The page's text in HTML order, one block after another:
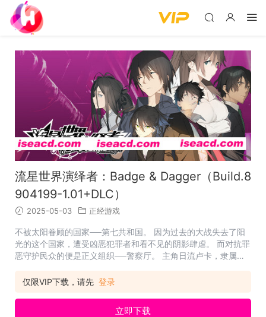
流星世界演绎者：Badge & Dagger（Build.8
904199-1.01+DLC）
2025-05-03 正经游戏
不被太阳眷顾的国家──第七共和国。 因为过去的大战失去了阳
光的这个国家，遭受凶恶犯罪者和看不见的阴影肆虐。 而对抗罪
恶守护民众的便是正义组织──警察厅。 主角日流卢卡，隶属于
大案件的日子裡，卢卡私底下对过去发生的“教团事件”进行搜
织内流传著一个可疑的传闻，存在本身就
仅限VIP下载，请先 登录
立即下载